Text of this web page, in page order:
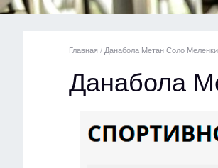
Главная / Данабола Метан Соло Меленки
Данабола